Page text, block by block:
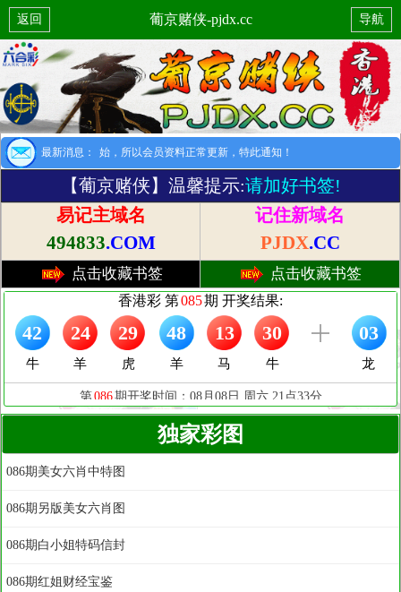
返回 葡京赌侠-pjdx.cc 导航
最新消息：
示：8月1日开始，所以会员资料正常更新，特此通知！
【葡京赌侠】温馨提示:请加好书签!
易记主域名
494833.COM
记住新域名
PJDX.CC
点击收藏书签 点击收藏书签
独家彩图
086期美女六肖中特图
086期另版美女六肖图
086期白小姐特码信封
086期红姐财经宝鉴